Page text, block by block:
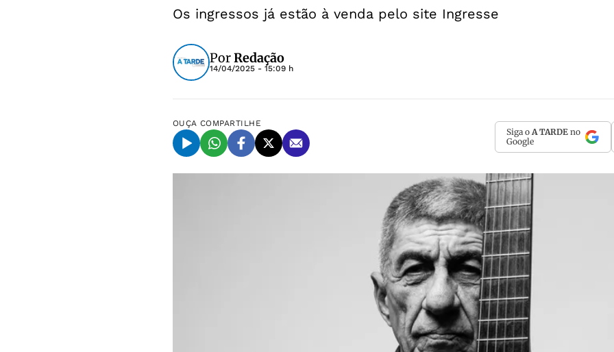
Os ingressos já estão à venda pelo site Ingresse
PorRedação
14/04/2025 - 15:09 h
OUÇA COMPARTILHE
Siga o A TARDE no
Google